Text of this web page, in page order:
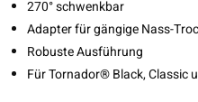
270° schwenkbar
Adapter für gängige Nass-
Robuste Ausführung
Für Tornador® Black, Classic